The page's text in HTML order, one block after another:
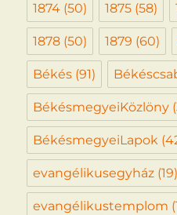
1874 (50) 1875 (58)
1878 (50) 1879 (60)
Békés (91)
BékésmegyeiKözlöny
BékésmegyeiLapok
evangélikusegyház (19)
evangélikustemplom